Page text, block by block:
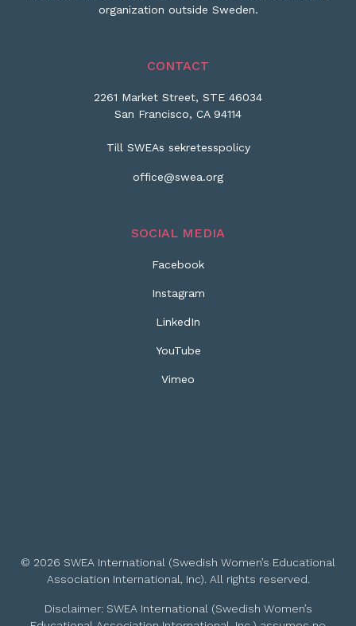
organization outside Sweden.
CONTACT
2261 Market Street, STE 46034
San Francisco, CA 94114
Till SWEAs sekretesspolicy
office@swea.org
SOCIAL MEDIA
Facebook
Instagram
LinkedIn
YouTube
Vimeo
© 2026 SWEA International (Swedish Women’s Educational
Association International, Inc). All rights reserved.
Disclaimer: SWEA International (Swedish Women’s